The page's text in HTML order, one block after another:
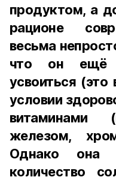
продуктом, а
рационе
весьма
что он ещё
усвоиться
условии
витаминами
железом,
Однако она
количество